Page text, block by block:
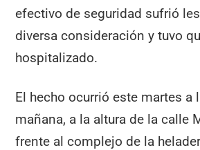
efectivo de seguridad sufrió
diversa consideración y tuvo
hospitalizado.
El hecho ocurrió este martes a
mañana, a la altura de la calle
frente al complejo de la